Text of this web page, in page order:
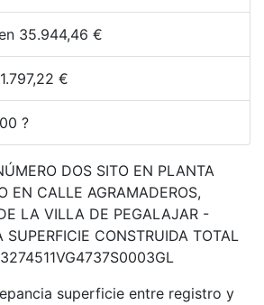
35.944,46 €
€
?
DOS SITO EN PLANTA
EN CALLE AGRAMADEROS,
LA VILLA DE PEGALAJAR -
CONSTRUIDA TOTAL
superficie entre registro y